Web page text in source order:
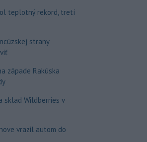
teplotný rekord, tretí
strany
západe Rakúska
sklad Wildberries v
vrazil autom do